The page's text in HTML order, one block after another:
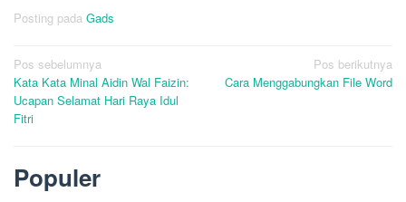
Posting pada Gads
Navigasi
pos
Pos sebelumnya
Kata Kata Minal Aidin Wal Faizin:
Ucapan Selamat Hari Raya Idul
Fitri
Pos berikutnya
Cara Menggabungkan File Word
Populer